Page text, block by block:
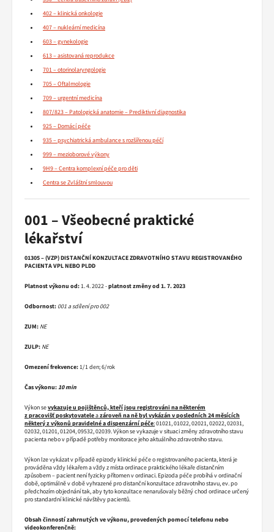
402 – klinická onkologie
407 – nukleární medicína
603 – gynekologie
613 – asistovaná reprodukce
701 – otorinolaryngologie
705 – Oftalmologie
709 – urgentní medicína
807/823 – Patologická anatomie – Prediktivní diagnostika
925 – Domácí péče
935 – psychiatrická ambulance s rozšířenou péčí
999 – mezioborové výkony
9H9 – Centra komplexní péče pro děti
Centra se Zvláštní smlouvou
001 – Všeobecné praktické
lékařství
01305 – (VZP) DISTANČNÍ KONZULTACE ZDRAVOTNÍHO STAVU REGISTROVANÉHO
PACIENTA VPL NEBO PLDD
Platnost výkonu od:1. 4. 2022 -platnost změny od 1. 7. 2023
Odbornost: 001 a sdílení pro 002
ZUM: NE
ZULP: NE
Omezení frekvence:1/1 den; 6/rok
Čas výkonu:10 min
Výkon sevykazuje u pojištěnců, kteří jsou registrováni na některém
z pracovišť poskytovateleazároveň na ně byl vykázán v posledních 24 měsících
některý z výkonů pravidelné a dispenzární péče:01021, 01022, 02021, 02022, 02031,
02032, 01201, 01204, 09532, 02039. Výkon se vykazuje v situaci změny zdravotního stavu
pacienta nebo v případě potřeby monitorace jeho aktuálního zdravotního stavu.
Výkon lze vykázat v případě epizody klinické péče o registrovaného pacienta, která je
prováděna vždy lékařem a vždy z místa ordinace praktického lékaře distančním
způsobem – pacient není fyzicky přítomen v ordinaci. Epizoda péče probíhá v ordinační
době, optimálně v době vyhrazené pro distanční konzultace zdravotního stavu, ev. po
předchozím objednání tak, aby tyto konzultace nenarušovaly běžný chod ordinace určený
pro standardní klinické návštěvy pacientů.
Obsah činností zahrnutých ve výkonu, provedených pomocí telefonu nebo
videokonferenčně: